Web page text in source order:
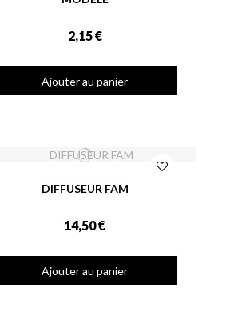
2,15 €
Ajouter au panier
DIFFUSEUR FAM
14,50 €
Ajouter au panier